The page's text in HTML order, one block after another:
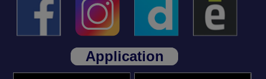
Application